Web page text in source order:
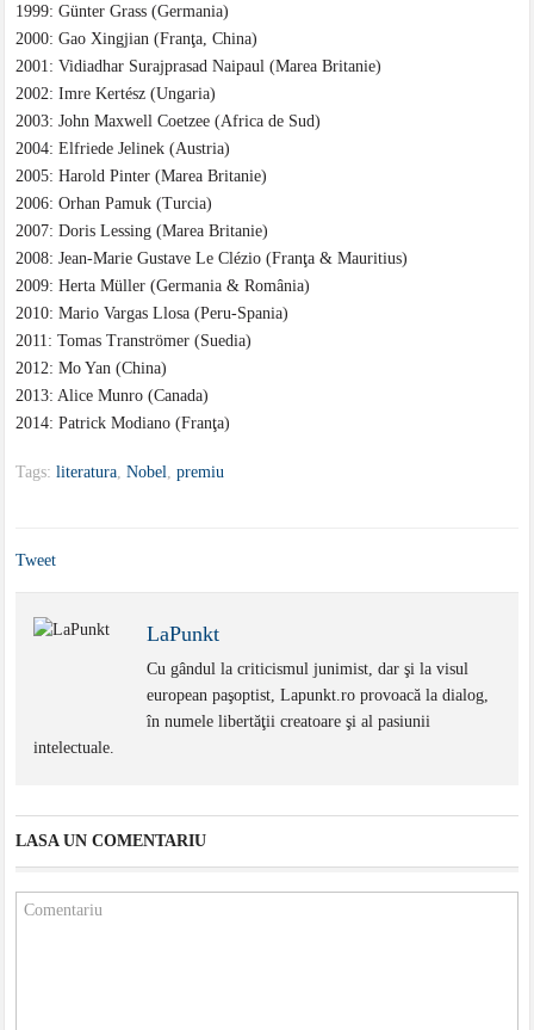
1999: Günter Grass (Germania)
2000: Gao Xingjian (Franţa, China)
2001: Vidiadhar Surajprasad Naipaul (Marea Britanie)
2002: Imre Kertész (Ungaria)
2003: John Maxwell Coetzee (Africa de Sud)
2004: Elfriede Jelinek (Austria)
2005: Harold Pinter (Marea Britanie)
2006: Orhan Pamuk (Turcia)
2007: Doris Lessing (Marea Britanie)
2008: Jean-Marie Gustave Le Clézio (Franţa & Mauritius)
2009: Herta Müller (Germania & România)
2010: Mario Vargas Llosa (Peru-Spania)
2011: Tomas Tranströmer (Suedia)
2012: Mo Yan (China)
2013: Alice Munro (Canada)
2014: Patrick Modiano (Franţa)
Tags:literatura ,Nobel ,premiu
Tweet
LaPunkt
Cu gândul la criticismul junimist, dar şi la visul
european paşoptist, Lapunkt.ro provoacă la dialog,
în numele libertăţii creatoare şi al pasiunii
intelectuale.
LASA UN COMENTARIU